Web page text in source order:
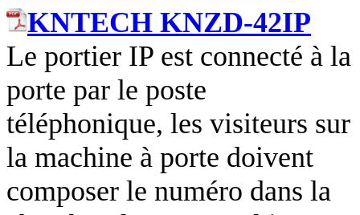
KNTECH KNZD-42IP
Le portier IP est connecté à la
porte par le poste
téléphonique, les visiteurs sur
la machine à porte doivent
composer le numéro dans la